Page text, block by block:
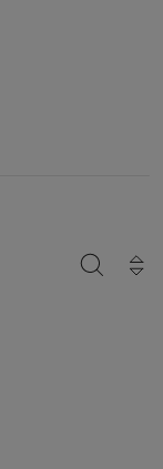
搜索